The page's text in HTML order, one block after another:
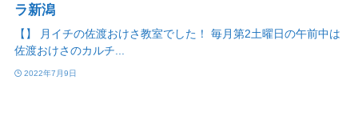
ラ新潟
【】 月イチの佐渡おけさ教室でした！ 毎月第2土曜日の午前中は
佐渡おけさのカルチ...
2022年7月9日